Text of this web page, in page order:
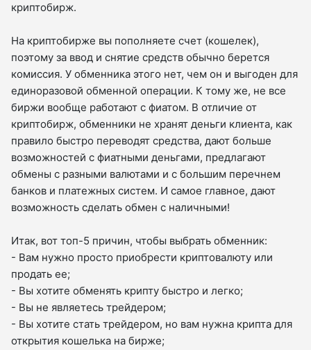
криптобирж.
На криптобирже вы пополняете счет (кошелек),
поэтому за ввод и снятие средств обычно берется
комиссия. У обменника этого нет, чем он и выгоден для
единоразовой обменной операции. К тому же, не все
биржи вообще работают с фиатом. В отличие от
криптобирж, обменники не хранят деньги клиента, как
правило быстро переводят средства, дают больше
возможностей с фиатными деньгами, предлагают
обмены с разными валютами и с большим перечнем
банков и платежных систем. И самое главное, дают
возможность сделать обмен с наличными!
Итак, вот топ-5 причин, чтобы выбрать обменник:
- Вам нужно просто приобрести криптовалюту или
продать ее;
- Вы хотите обменять крипту быстро и легко;
- Вы не являетесь трейдером;
- Вы хотите стать трейдером, но вам нужна крипта для
открытия кошелька на бирже;